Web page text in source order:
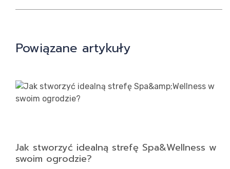
Powiązane artykuły
Jak stworzyć idealną strefę Spa&Wellness w
swoim ogrodzie?